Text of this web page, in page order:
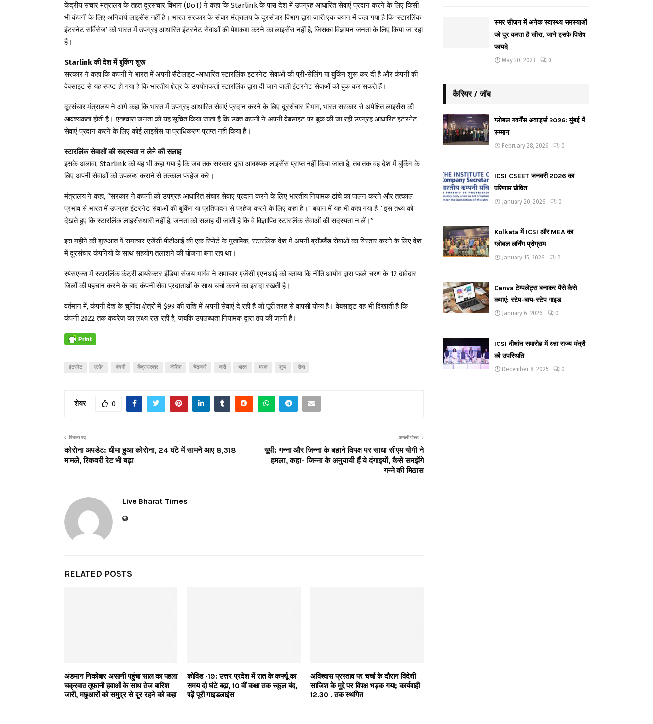
केंद्रीय संचार मंत्रालय के तहत दूरसंचार विभाग (DoT) ने कहा कि Starlink के पास देश में उपग्रह आधारित सेवाएं प्रदान करने के लिए किसी
भी कंपनी के लिए अनिवार्य लाइसेंस नहीं है। भारत सरकार के संचार मंत्रालय के दूरसंचार विभाग द्वारा जारी एक बयान में कहा गया है कि ‘स्टारलिंक
इंटरनेट सर्विसेज’ को भारत में उपग्रह आधारित इंटरनेट सेवाओं की पेशकश करने का लाइसेंस नहीं है, जिसका विज्ञापन जनता के लिए किया जा रहा
है।
Starlink की देश में बुकिंग शुरू
सरकार ने कहा कि कंपनी ने भारत में अपनी सैटेलाइट-आधारित स्टारलिंक इंटरनेट सेवाओं की प्री-सेलिंग या बुकिंग शुरू कर दी है और कंपनी की
वेबसाइट से यह स्पष्ट हो गया है कि भारतीय क्षेत्र के उपयोगकर्ता स्टारलिंक द्वारा दी जाने वाली इंटरनेट सेवाओं को बुक कर सकते हैं।
दूरसंचार मंत्रालय ने आगे कहा कि भारत में उपग्रह आधारित सेवाएं प्रदान करने के लिए दूरसंचार विभाग, भारत सरकार से अपेक्षित लाइसेंस की
आवश्यकता होती है। एतद्द्वारा जनता को यह सूचित किया जाता है कि उक्त कंपनी ने अपनी वेबसाइट पर बुक की जा रही उपग्रह आधारित इंटरनेट
सेवाएं प्रदान करने के लिए कोई लाइसेंस या प्राधिकरण प्राप्त नहीं किया है।
स्टारलिंक सेवाओं की सदस्यता न लेने की सलाह
इसके अलावा, Starlink को यह भी कहा गया है कि जब तक सरकार द्वारा आवश्यक लाइसेंस प्राप्त नहीं किया जाता है, तब तक वह देश में बुकिंग के
लिए अपनी सेवाओं को उपलब्ध कराने से तत्काल परहेज करे।
मंत्रालय ने कहा, “सरकार ने कंपनी को उपग्रह आधारित संचार सेवाएं प्रदान करने के लिए भारतीय नियामक ढांचे का पालन करने और तत्काल
प्रभाव से भारत में उपग्रह इंटरनेट सेवाओं की बुकिंग या प्रतिपादन से परहेज करने के लिए कहा है।” बयान में यह भी कहा गया है, “इस तथ्य को
देखते हुए कि स्टारलिंक लाइसेंसधारी नहीं है, जनता को सलाह दी जाती है कि वे विज्ञापित स्टारलिंक सेवाओं की सदस्यता न लें।”
इस महीने की शुरुआत में समाचार एजेंसी पीटीआई की एक रिपोर्ट के मुताबिक, स्टारलिंक देश में अपनी ब्रॉडबैंड सेवाओं का विस्तार करने के लिए देश
में दूरसंचार कंपनियों के साथ सहयोग तलाशने की योजना बना रहा था।
स्पेसएक्स में स्टारलिंक कंट्री डायरेक्टर इंडिया संजय भार्गव ने समाचार एजेंसी एएनआई को बताया कि नीति आयोग द्वारा पहले चरण के 12 दावेदार
जिलों की पहचान करने के बाद कंपनी सेवा प्रदाताओं के साथ चर्चा करने का इरादा रखती है।
वर्तमान में, कंपनी देश के चुनिंदा क्षेत्रों में $99 की राशि में अपनी सेवाएं दे रही है जो पूरी तरह से वापसी योग्य है। वेबसाइट यह भी दिखाती है कि
कंपनी 2022 तक कवरेज का लक्ष्य रख रही है, जबकि उपलब्धता नियामक द्वारा तय की जानी है।
इंटरनेट एलोन कंपनी केंद्र सरकार कोशिश चेतावनी जारी भारत मस्क शुरू सेवा
शेयर 0
पिछला पद
कोरोना अपडेट: धीमा हुआ कोरोना, 24 घंटे में सामने आए 8,318
मामले, रिकवरी रेट भी बढ़ा
अगली पोस्ट
यूपी: गन्ना और जिन्ना के बहाने विपक्ष पर साधा सीएम योगी ने
हमला, कहा- जिन्ना के अनुयायी हैं ये दंगाइयों, कैसे समझेंगे
गन्ने की मिठास
Live Bharat Times
RELATED POSTS
अंडमान निकोबार असानी पहुंचा साल का पहला
चक्रवात तूफानी हवाओं के साथ तेज बारिश
जारी, मछुआरों को समुद्र से दूर रहने को कहा
कोविड -19: उत्तर प्रदेश में रात के कर्फ्यू का
समय दो घंटे बढ़ा, 10 वीं कक्षा तक स्कूल बंद,
पढ़ें पूरी गाइडलाइंस
अविश्वास प्रस्ताव पर चर्चा के दौरान विदेशी
साजिश के मुद्दे पर विपक्ष भड़क गया; कार्यवाही
12.30 . तक स्थगित
समर सीजन में अनेक स्वास्थ्य समस्याओं
को दूर करता है खीरा, जाने इसके विशेष
फायदे
May 20, 2023 0
कैरियर / जॉब
ग्लोबल गवर्नेंस अवार्ड्स 2026: मुंबई में
सम्मान
February 28, 2026 0
ICSI CSEET जनवरी 2026 का
परिणाम घोषित
January 20, 2026 0
Kolkata में ICSI और MEA का
ग्लोबल लर्निंग प्रोग्राम
January 15, 2026 0
Canva टेम्पलेट्स बनाकर पैसे कैसे
कमाएं: स्टेप-बाय-स्टेप गाइड
January 6, 2026 0
ICSI दीक्षांत समारोह में रक्षा राज्य मंत्री
की उपस्थिति
December 8, 2025 0